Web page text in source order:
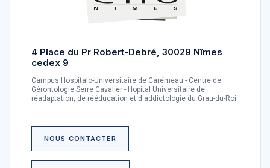
4 Place du Pr Robert-Debré, 30029 Nîmes
cedex 9
Campus Hospitalo-Universitaire de Carémeau - Centre de
Gérontologie Serre Cavalier - Hopital Universitaire de
réadaptation, de rééducation et d'addictologie du Grau-du-Roi
NOUS CONTACTER